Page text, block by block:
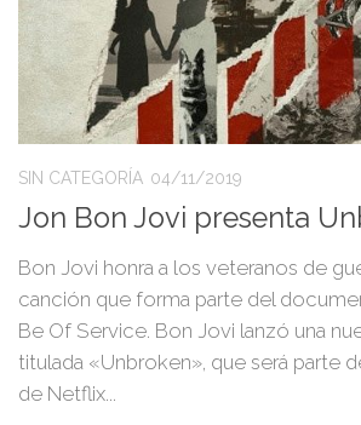
SIN CATEGORÍA 04/11/2019
Jon Bon Jovi presenta
Bon Jovi honra a los veteranos de
canción que forma parte del
Be Of Service. Bon Jovi lanzó una
titulada «Unbroken», que será parte
de Netflix...